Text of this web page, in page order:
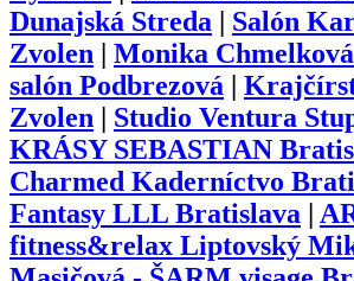
Dunajská Streda
Salón
Zvolen
Monika
salón Podbrezová
Zvolen
Studio Ventura
KRÁSY SEBASTIAN
Charmed Kaderníctvo
Fantasy LLL Bratislava
fitness&relax Liptovský